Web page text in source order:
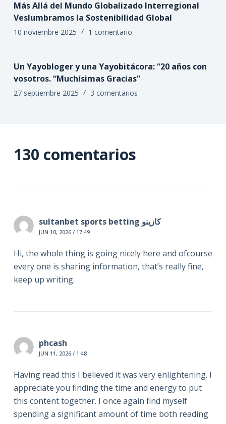
Más Allá del Mundo Globalizado Interregional
Veslumbramos la Sostenibilidad Global
10 noviembre 2025 1 comentario
Un Yayobloger y una Yayobitácora: “20 años con
vosotros. “Muchísimas Gracias”
27 septiembre 2025 3 comentarios
130 comentarios
sultanbet sports betting كازينو
JUN 10, 2026 / 17:49
Hi, the whole thing is going nicely here and ofcourse
every one is sharing information, that’s really fine,
keep up writing.
phcash
JUN 11, 2026 / 1:48
Having read this I believed it was very enlightening. I
appreciate you finding the time and energy to put
this content together. I once again find myself
spending a significant amount of time both reading